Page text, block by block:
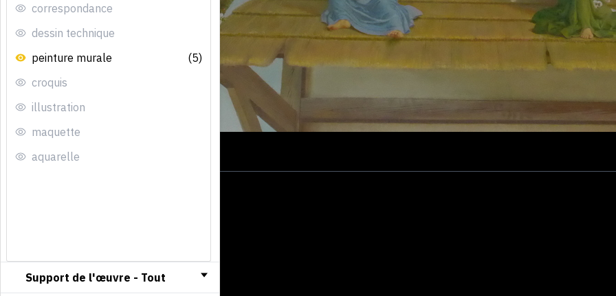
correspondance
dessin technique
peinture murale
(5)
croquis
illustration
maquette
aquarelle
Support de l'œuvre - Tout